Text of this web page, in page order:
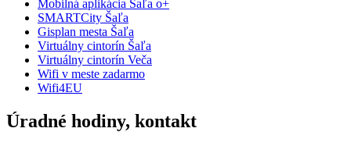
Mobilná aplikácia Šaľa o+
SMARTCity Šaľa
Gisplan mesta Šaľa
Virtuálny cintorín Šaľa
Virtuálny cintorín Veča
Wifi v meste zadarmo
Wifi4EU
Úradné hodiny, kontakt